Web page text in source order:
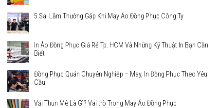
5 Sai Lầm Thường Gặp Khi May Áo Đồng Phục Công Ty
In Áo Đồng Phục Giá Rẻ Tp. HCM Và Những Kỹ Thuật In Bạn Cần
Biết
Đồng Phục Quán Chuyên Nghiệp – May, In Đồng Phục Theo Yêu
Cầu
Vải Thun Mè Là Gì? Vai trò Trong May Áo Đồng Phục